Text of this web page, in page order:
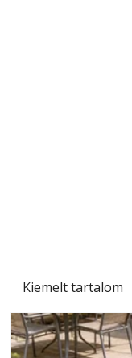
Kiemelt tartalom